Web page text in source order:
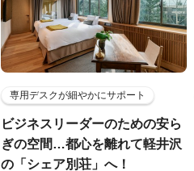
専用デスクが細やかにサポート
ビジネスリーダーのための安ら
ぎの空間…都心を離れて軽井沢
の「シェア別荘」へ！